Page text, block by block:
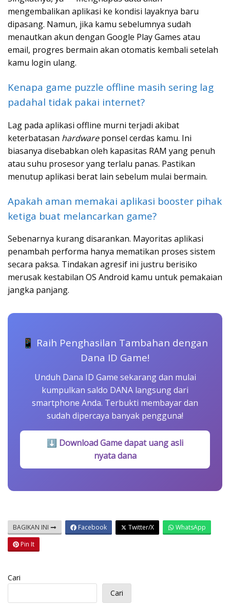
mengembalikan aplikasi ke kondisi layaknya baru
dipasang. Namun, jika kamu sebelumnya sudah
menautkan akun dengan Google Play Games atau
email, progres bermain akan otomatis kembali setelah
kamu login ulang.
Kenapa game puzzle offline masih sering lag
padahal tidak pakai internet?
Lag pada aplikasi offline murni terjadi akibat
keterbatasan hardwareponsel cerdas kamu. Ini
biasanya disebabkan oleh kapasitas RAM yang penuh
atau suhu prosesor yang terlalu panas. Pastikan
menutup aplikasi berat lain sebelum mulai bermain.
Apakah aman memakai aplikasi booster pihak
ketiga buat melancarkan game?
Sebenarnya kurang disarankan. Mayoritas aplikasi
penambah performa hanya mematikan proses sistem
secara paksa. Tindakan agresif ini justru berisiko
merusak kestabilan OS Android kamu untuk pemakaian
jangka panjang.
📱 Raih Penghasilan Tambahan dengan
Dana ID Game!
Unduh Dana ID Game sekarang dan mulai
kumpulkan saldo DANA langsung dari
smartphone Anda. Terbukti membayar dan
sudah dipercaya banyak pengguna!
⬇ Download Game dapat uang asli
nyata dana
BAGIKAN INI Facebook Twitter/X
WhatsApp
Pin It
Cari
Cari